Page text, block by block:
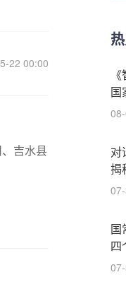
22 00:00
吉水县
国
对
揭
国
四